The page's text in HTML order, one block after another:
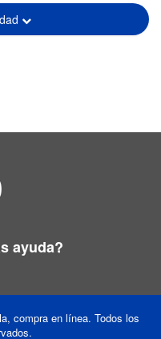
ayuda?
compra en línea. Todos los